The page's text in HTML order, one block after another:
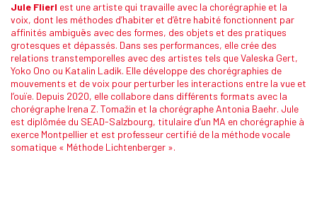
Jule Flierl est une artiste qui travaille avec la chorégraphie et la
voix, dont les méthodes d’habiter et d’être habité fonctionnent par
affinités ambiguës avec des formes, des objets et des pratiques
grotesques et dépassés. Dans ses performances, elle crée des
relations transtemporelles avec des artistes tels que Valeska Gert,
Yoko Ono ou Katalin Ladik. Elle développe des chorégraphies de
mouvements et de voix pour perturber les interactions entre la vue et
l’ouïe. Depuis 2020, elle collabore dans différents formats avec la
chorégraphe Irena Z. Tomažin et la chorégraphe Antonia Baehr. Jule
est diplômée du SEAD-Salzbourg, titulaire d’un MA en chorégraphie à
exerce Montpellier et est professeur certifié de la méthode vocale
somatique « Méthode Lichtenberger ».